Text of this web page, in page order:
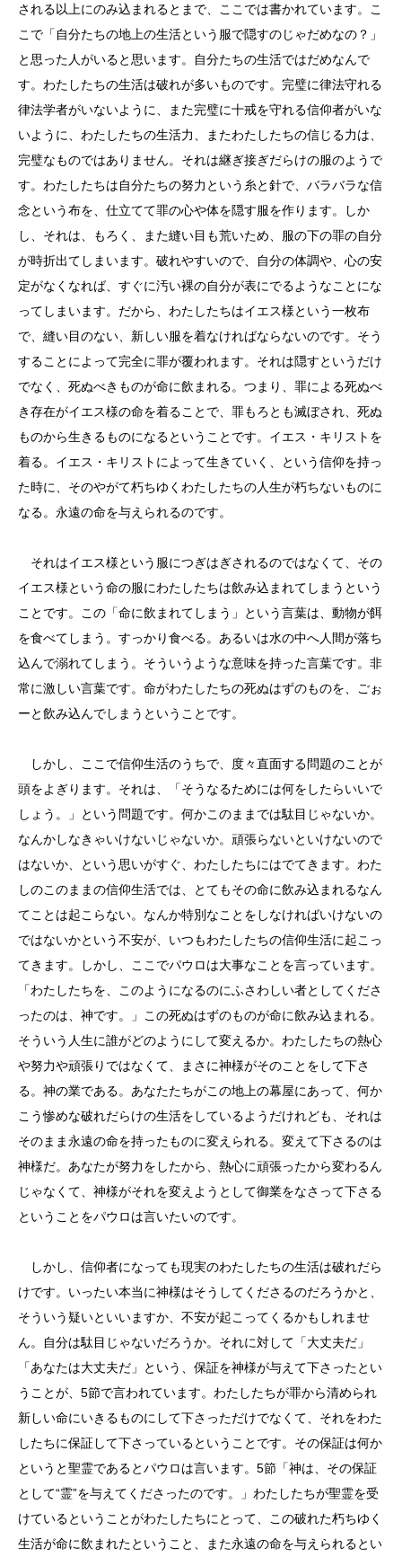
される以上にのみ込まれるとまで、ここでは書かれています。こ
こで「自分たちの地上の生活という服で隠すのじゃだめなの？」
と思った人がいると思います。自分たちの生活ではだめなんで
す。わたしたちの生活は破れが多いものです。完璧に律法守れる
律法学者がいないように、また完璧に十戒を守れる信仰者がいな
いように、わたしたちの生活力、またわたしたちの信じる力は、
完璧なものではありません。それは継ぎ接ぎだらけの服のようで
す。わたしたちは自分たちの努力という糸と針で、バラバラな信
念という布を、仕立てて罪の心や体を隠す服を作ります。しか
し、それは、もろく、また縫い目も荒いため、服の下の罪の自分
が時折出てしまいます。破れやすいので、自分の体調や、心の安
定がなくなれば、すぐに汚い裸の自分が表にでるようなことにな
ってしまいます。だから、わたしたちはイエス様という一枚布
で、縫い目のない、新しい服を着なければならないのです。そう
することによって完全に罪が覆われます。それは隠すというだけ
でなく、死ぬべきものが命に飲まれる。つまり、罪による死ぬべ
き存在がイエス様の命を着ることで、罪もろとも滅ぼされ、死ぬ
ものから生きるものになるということです。イエス・キリストを
着る。イエス・キリストによって生きていく、という信仰を持っ
た時に、そのやがて朽ちゆくわたしたちの人生が朽ちないものに
なる。永遠の命を与えられるのです。
それはイエス様という服につぎはぎされるのではなくて、その
イエス様という命の服にわたしたちは飲み込まれてしまうという
ことです。この「命に飲まれてしまう」という言葉は、動物が餌
を食べてしまう。すっかり食べる。あるいは水の中へ人間が落ち
込んで溺れてしまう。そういうような意味を持った言葉です。非
常に激しい言葉です。命がわたしたちの死ぬはずのものを、ごぉ
ーと飲み込んでしまうということです。
しかし、ここで信仰生活のうちで、度々直面する問題のことが
頭をよぎります。それは、「そうなるためには何をしたらいいで
しょう。」という問題です。何かこのままでは駄目じゃないか。
なんかしなきゃいけないじゃないか。頑張らないといけないので
はないか、という思いがすぐ、わたしたちにはでてきます。わた
しのこのままの信仰生活では、とてもその命に飲み込まれるなん
てことは起こらない。なんか特別なことをしなければいけないの
ではないかという不安が、いつもわたしたちの信仰生活に起こっ
てきます。しかし、ここでパウロは大事なことを言っています。
「わたしたちを、このようになるのにふさわしい者としてくださ
ったのは、神です。」この死ぬはずのものが命に飲み込まれる。
そういう人生に誰がどのようにして変えるか。わたしたちの熱心
や努力や頑張りではなくて、まさに神様がそのことをして下さ
る。神の業である。あなたたちがこの地上の幕屋にあって、何か
こう惨めな破れだらけの生活をしているようだけれども、それは
そのまま永遠の命を持ったものに変えられる。変えて下さるのは
神様だ。あなたが努力をしたから、熱心に頑張ったから変わるん
じゃなくて、神様がそれを変えようとして御業をなさって下さる
ということをパウロは言いたいのです。
しかし、信仰者になっても現実のわたしたちの生活は破れだら
けです。いったい本当に神様はそうしてくださるのだろうかと、
そういう疑いといいますか、不安が起こってくるかもしれませ
ん。自分は駄目じゃないだろうか。それに対して「大丈夫だ」
「あなたは大丈夫だ」という、保証を神様が与えて下さったとい
うことが、5節で言われています。わたしたちが罪から清められ
新しい命にいきるものにして下さっただけでなくて、それをわた
したちに保証して下さっているということです。その保証は何か
というと聖霊であるとパウロは言います。5節「神は、その保証
として“霊”を与えてくださったのです。」わたしたちが聖霊を受
けているということがわたしたちにとって、この破れた朽ちゆく
生活が命に飲まれたということ、また永遠の命を与えられるとい